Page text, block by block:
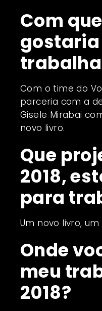
Com
gostaria
Com o time do
parceria com a
Gisele Mirabai
novo livro.
Que
2018,
para
Um novo livro,
Onde
meu
2018?